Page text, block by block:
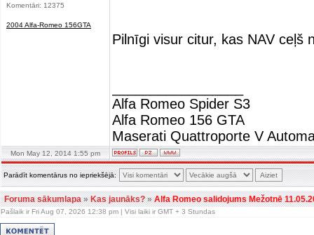
Komentāri: 12375
2004 Alfa-Romeo 156GTA
Pilnīgi visur citur, kas NAV ceļš
Alfa Romeo Spider S3
Alfa Romeo 156 GTA
Maserati Quattroporte V
Mon May 12, 2014 1:55 pm
Parādīt komentārus no iepriekšējā:
Foruma sākumlapa»Kas jaunāks?»Alfa Romeo salidojums Mežotnē
Pašlaik ir Fri Aug 07, 2026 12:38 pm | Visi laiki ir GMT + 3 Stundas